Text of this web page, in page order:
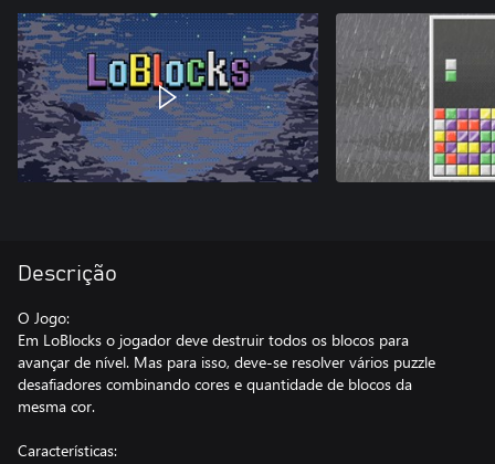
Descrição
O Jogo:
Em LoBlocks o jogador deve destruir todos os blocos para
avançar de nível. Mas para isso, deve-se resolver vários puzzle
desafiadores combinando cores e quantidade de blocos da
mesma cor.
Características: